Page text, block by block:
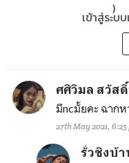
)
เข้าสู่ระบ
ศศิวิมล สวัส
มีncมั้ยคะ ฉาก
27th May 2021, 6:25
รั่วชิงบ้